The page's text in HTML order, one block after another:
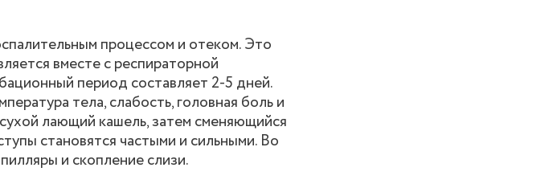
процессом и отеком. Это
вместе с респираторной
период составляет 2-5 дней.
тела, слабость, головная боль и
лающий кашель, затем сменяющийся
становятся частыми и сильными. Во
и скопление слизи.